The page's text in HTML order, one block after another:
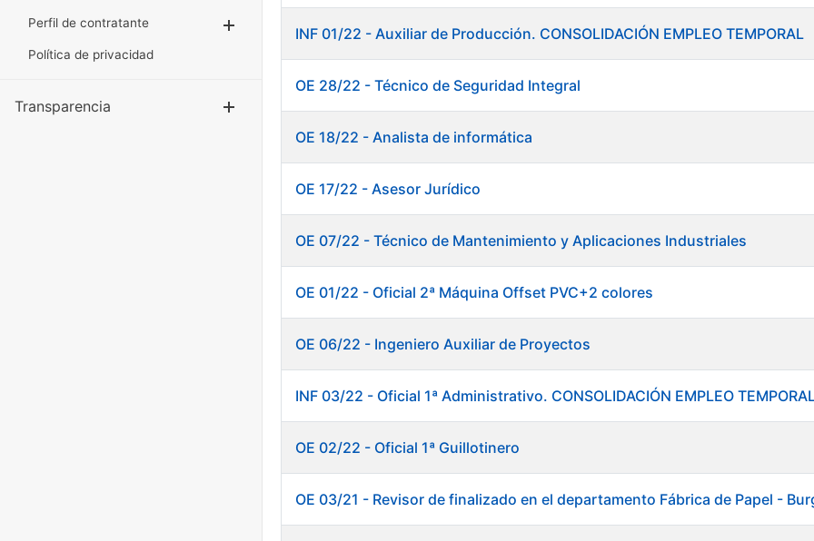
Perfil de contratante
Mostrar/Ocultar
Política de privacidad
Transparencia Mostrar/Ocultar
INF 01/22 - Auxiliar de Producción. CONSOLIDACIÓN EMPLEO TEMPORAL
OE 28/22 - Técnico de Seguridad Integral
OE 18/22 - Analista de informática
OE 17/22 - Asesor Jurídico
OE 07/22 - Técnico de Mantenimiento y Aplicaciones Industriales
OE 01/22 - Oficial 2ª Máquina Offset PVC+2 colores
OE 06/22 - Ingeniero Auxiliar de Proyectos
INF 03/22 - Oficial 1ª Administrativo. CONSOLIDACIÓN EMPLEO
OE 02/22 - Oficial 1ª Guillotinero
OE 03/21 - Revisor de finalizado en el departamento Fábrica de Papel -